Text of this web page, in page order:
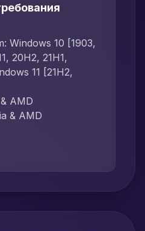
Windows 10 [1903,
20H2, 21H1,
11 [21H2,
AMD
& AMD